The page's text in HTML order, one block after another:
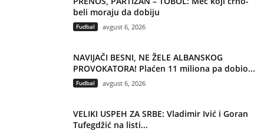
beli moraju da dobiju
Fudbal avgust 6, 2026
NAVIJAČI BESNI, NE ŽELE ALBANSKOG
PROVOKATORA! Plaćen 11 miliona pa dobio...
Fudbal avgust 6, 2026
VELIKI USPEH ZA SRBE: Vladimir Ivić i Goran
Tufegdžić na listi...